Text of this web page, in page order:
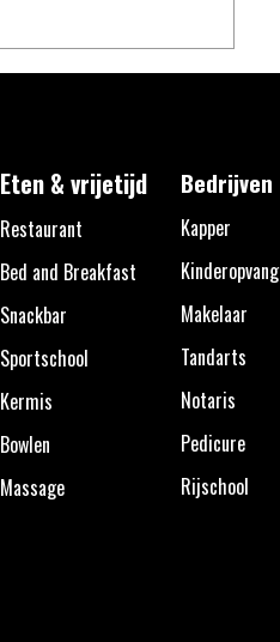
Eten & vrijetijd
Restaurant
Bed and Breakfast
Snackbar
Sportschool
Kermis
Bowlen
Massage
Bedrijven
Kapper
Kinderopvang
Makelaar
Tandarts
Notaris
Pedicure
Rijschool